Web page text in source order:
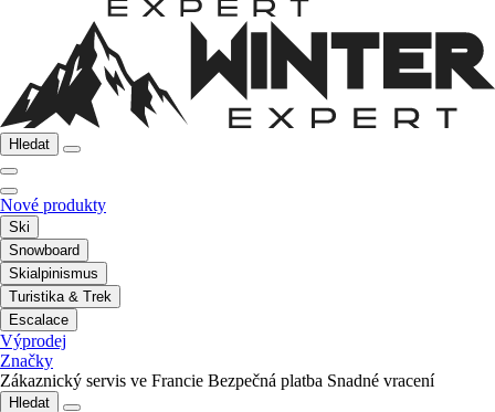
Hledat
Nové produkty
Ski
Snowboard
Skialpinismus
Turistika & Trek
Escalace
Výprodej
Značky
Zákaznický servis ve Francie Bezpečná platba Snadné vracení
Hledat